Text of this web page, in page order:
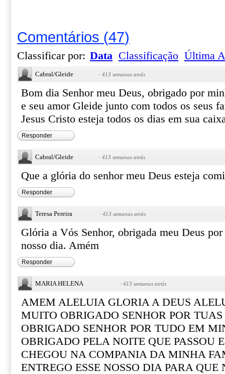
Comentários (47)
Classificar por: Data Classificação Última
Cabral/Gleide · 413 semanas atrás
Bom dia Senhor meu Deus, obrigado por
e seu amor Gleide junto com todos os seus
Jesus Cristo esteja todos os dias em sua
Responder
Cabral/Gleide · 413 semanas atrás
Que a glória do senhor meu Deus esteja
Responder
Teresa Pereira · 413 semanas atrás
Glória a Vós Senhor, obrigada meu Deus
nosso dia. Amém
Responder
MARIA HELENA · 413 semanas atrás
AMEM ALELUIA GLORIA A DEUS
MUITO OBRIGADO SENHOR POR
OBRIGADO SENHOR POR TUDO EM
OBRIGADO PELA NOITE QUE PASSOU
CHEGOU NA COMPANIA DA MINHA
ENTREGO ESSE NOSSO DIA PARA QUE